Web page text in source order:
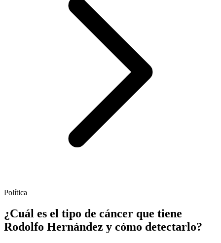
Política
¿Cuál es el tipo de cáncer que tiene
Rodolfo Hernández y cómo detectarlo?